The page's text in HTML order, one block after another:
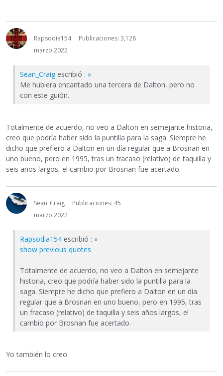
Rapsodia154
Publicaciones: 3,128
marzo 2022
Sean_Craig escribió : »
Me hubiera encantado una tercera de Dalton, pero no
con este guión.
Totalmente de acuerdo, no veo a Dalton en semejante historia,
creo que podría haber sido la puntilla para la saga. Siempre he
dicho que prefiero a Dalton en un día regular que a Brosnan en
uno bueno, pero en 1995, tras un fracaso (relativo) de taquilla y
seis años largos, el cambio por Brosnan fue acertado.
Sean_Craig
Publicaciones: 45
marzo 2022
Rapsodia154 escribió : »
show previous quotes
Totalmente de acuerdo, no veo a Dalton en semejante
historia, creo que podría haber sido la puntilla para la
saga. Siempre he dicho que prefiero a Dalton en un día
regular que a Brosnan en uno bueno, pero en 1995, tras
un fracaso (relativo) de taquilla y seis años largos, el
cambio por Brosnan fue acertado.
Yo también lo creo.